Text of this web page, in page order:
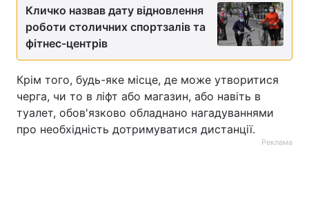
Кличко назвав дату відновлення
роботи столичних спортзалів та
фітнес-центрів
Крім того, будь-яке місце, де може утворитися
черга, чи то в ліфт або магазин, або навіть в
туалет, обов'язково обладнано нагадуваннями
про необхідність дотримуватися дистанції.
Реклама